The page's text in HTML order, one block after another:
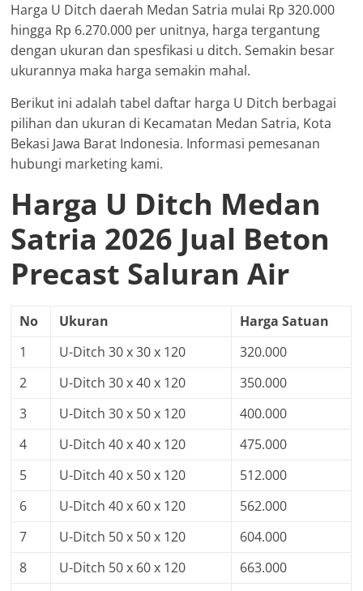
Harga U Ditch daerah Medan Satria mulai Rp 320.000
hingga Rp 6.270.000 per unitnya, harga tergantung
dengan ukuran dan spesfikasi u ditch. Semakin besar
ukurannya maka harga semakin mahal.
Berikut ini adalah tabel daftar harga U Ditch berbagai
pilihan dan ukuran di Kecamatan Medan Satria, Kota
Bekasi Jawa Barat Indonesia. Informasi pemesanan
hubungi marketing kami.
Harga U Ditch Medan
Satria 2026 Jual Beton
Precast Saluran Air
No Ukuran
Harga Satuan
1
U-Ditch 30 x 30 x 120
320.000
2
U-Ditch 30 x 40 x 120
350.000
3
U-Ditch 30 x 50 x 120
400.000
4
U-Ditch 40 x 40 x 120
475.000
5
U-Ditch 40 x 50 x 120
512.000
6
U-Ditch 40 x 60 x 120
562.000
7
U-Ditch 50 x 50 x 120
604.000
8
U-Ditch 50 x 60 x 120
663.000